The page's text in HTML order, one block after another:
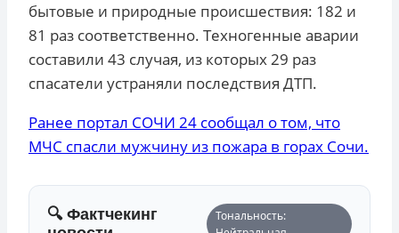
бытовые и природные происшествия: 182 и
81 раз соответственно. Техногенные аварии
составили 43 случая, из которых 29 раз
спасатели устраняли последствия ДТП.
Ранее портал СОЧИ 24 сообщал о том, что
МЧС спасли мужчину из пожара в горах Сочи.
🔍 Фактчекинг
Тональность: